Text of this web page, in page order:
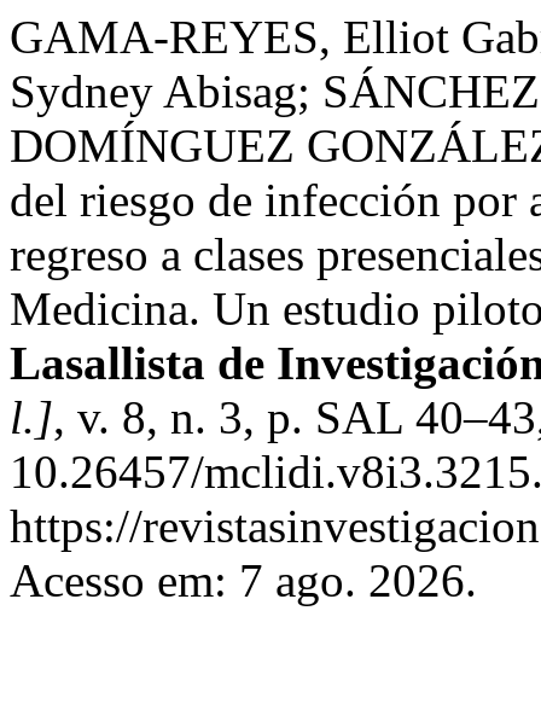
GAMA-REYES, Elliot
Sydney Abisag;
DOMÍNGUEZ
del riesgo de infección por
regreso a clases
Medicina. Un estudio
Lasallista de
l.], v. 8, n. 3, p. SAL
10.26457/
https://
Acesso em: 7 ago. 2026.